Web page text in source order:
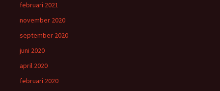
februari 2021
november 2020
september 2020
juni 2020
april 2020
februari 2020